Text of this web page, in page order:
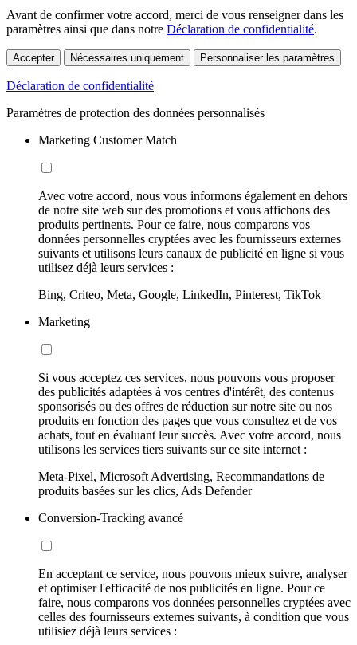
Avant de confirmer votre accord, merci de vous renseigner dans les
paramètres ainsi que dans notre Déclaration de confidentialité.
Accepter Nécessaires uniquement Personnaliser les paramètres
Déclaration de confidentialité
Paramètres de protection des données personnalisés
Marketing Customer Match
Avec votre accord, nous vous informons également en dehors
de notre site web sur des promotions et vous affichons des
produits pertinents. Pour ce faire, nous comparons vos
données personnelles cryptées avec les fournisseurs externes
suivants et utilisons leurs canaux de publicité en ligne si vous
utilisez déjà leurs services :
Bing, Criteo, Meta, Google, LinkedIn, Pinterest, TikTok
Marketing
Si vous acceptez ces services, nous pouvons vous proposer
des publicités adaptées à vos centres d'intérêt, des contenus
sponsorisés ou des offres de réduction sur notre site ou nos
produits en fonction des pages que vous consultez et de vos
achats, tout en évaluant leur succès. Avec votre accord, nous
utilisons les services tiers suivants sur ce site internet :
Meta-Pixel, Microsoft Advertising, Recommandations de
produits basées sur les clics, Ads Defender
Conversion-Tracking avancé
En acceptant ce service, nous pouvons mieux suivre, analyser
et optimiser l'efficacité de nos publicités en ligne. Pour ce
faire, nous comparons vos données personnelles cryptées avec
celles des fournisseurs externes suivants, à condition que vous
utilisiez déjà leurs services :